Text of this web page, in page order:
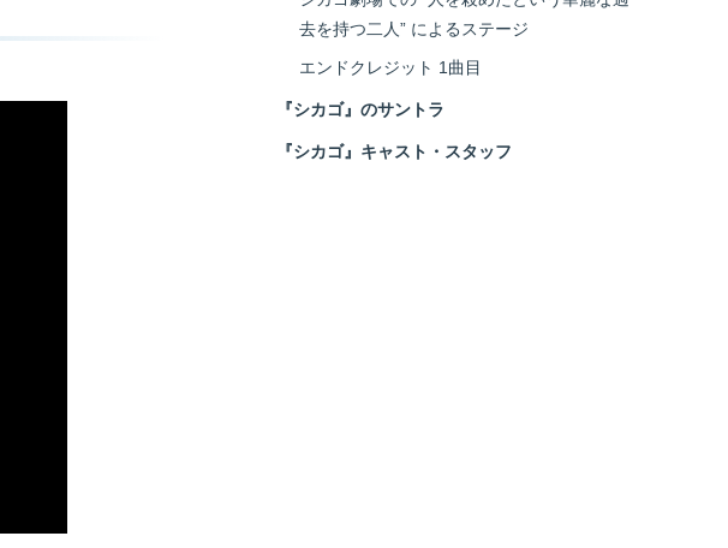
去を持つ二人” によるステージ
エンドクレジット 1曲目
『シカゴ』のサントラ
『シカゴ』キャスト・スタッフ